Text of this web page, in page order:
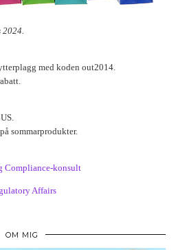
2024.
med koden out2014.
sommarprodukter.
Compliance-konsult
Affairs
OM MIG